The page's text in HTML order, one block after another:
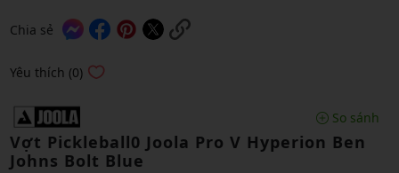
Chia sẻ
Yêu thích (0)
So sánh
Vợt Pickleball0 Joola Pro V Hyperion Ben
Johns Bolt Blue